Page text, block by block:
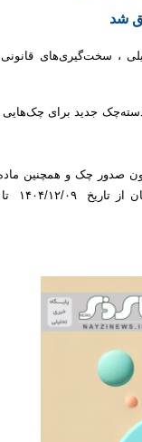
شد
، سخت‌گیری‌های قانونی
جدید برای چک‌هایی
قانون مکرر مذکور صرفا